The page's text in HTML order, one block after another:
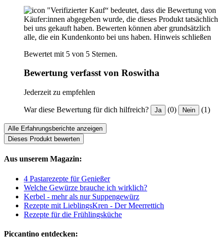
"Verifizierter Kauf“ bedeutet, dass die Bewertung von
Käufer:innen abgegeben wurde, die dieses Produkt tatsächlich
bei uns gekauft haben. Bewerten können aber grundsätzlich
alle, die ein Kundenkonto bei uns haben. Hinweis schließen
Bewertet mit 5 von 5 Sternen.
Bewertung verfasst von Roswitha
Jederzeit zu empfehlen
War diese Bewertung für dich hilfreich? Ja (0) Nein (1)
Alle Erfahrungsberichte anzeigen
Dieses Produkt bewerten
Aus unserem Magazin:
4 Pastarezepte für Genießer
Welche Gewürze brauche ich wirklich?
Kerbel - mehr als nur Suppengewürz
Rezepte mit LieblingsKren - Der Meerrettich
Rezepte für die Frühlingsküche
Piccantino entdecken: